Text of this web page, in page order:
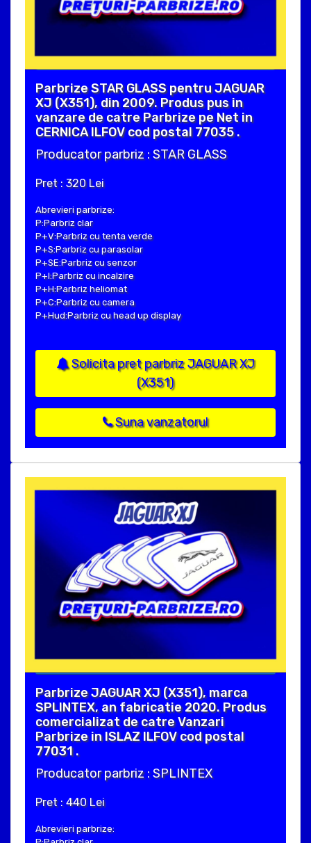
Parbrize STAR GLASS pentru JAGUAR
XJ (X351), din 2009. Produs pus in
vanzare de catre Parbrize pe Net in
CERNICA ILFOV cod postal 77035 .
Producator parbriz : STAR GLASS
Pret : 320 Lei
Abrevieri parbrize:
P:Parbriz clar
P+V:Parbriz cu tenta verde
P+S:Parbriz cu parasolar
P+SE:Parbriz cu senzor
P+I:Parbriz cu incalzire
P+H:Parbriz heliomat
P+C:Parbriz cu camera
P+Hud:Parbriz cu head up display
Solicita pret parbriz JAGUAR XJ
(X351)
Suna vanzatorul
Parbrize JAGUAR XJ (X351), marca
SPLINTEX, an fabricatie 2020. Produs
comercializat de catre Vanzari
Parbrize in ISLAZ ILFOV cod postal
77031 .
Producator parbriz : SPLINTEX
Pret : 440 Lei
Abrevieri parbrize: